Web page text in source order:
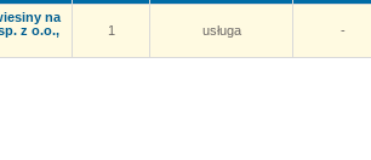
na
z o.o.,
1 usługa -